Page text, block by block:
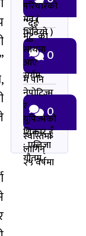
परियारको
मन (
भिडियो )
“दुई
मुटु”को
साथमा
आए
सर्गम
0
म पनि
नेपोटिज्म
र
ग्रुपिज्मको
शिकार हुँ
: एलिजा
गौतम
0
स्वस्तिमा
लागिन्
२५ वर्षमा